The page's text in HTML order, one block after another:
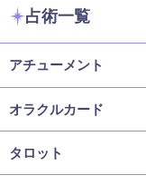
占術一覧
アチューメント
オラクルカード
タロット